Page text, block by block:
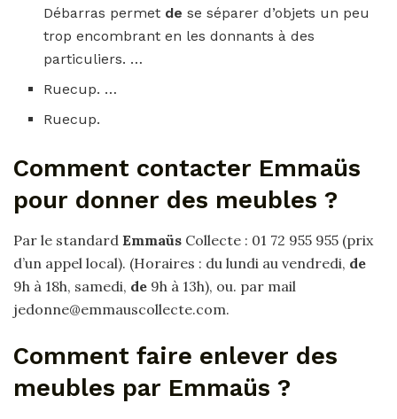
Débarras permet dese séparer d’objets un peu
trop encombrant en les donnants à des
particuliers. …
Ruecup. …
Ruecup.
Comment contacter Emmaüs
pour donner des meubles ?
Par le standard Emmaüs Collecte : 01 72 955 955 (prix
d’un appel local). (Horaires : du lundi au vendredi, de
9h à 18h, samedi, de 9h à 13h), ou. par mail
jedonne@emmauscollecte.com.
Comment faire enlever des
meubles par Emmaüs ?